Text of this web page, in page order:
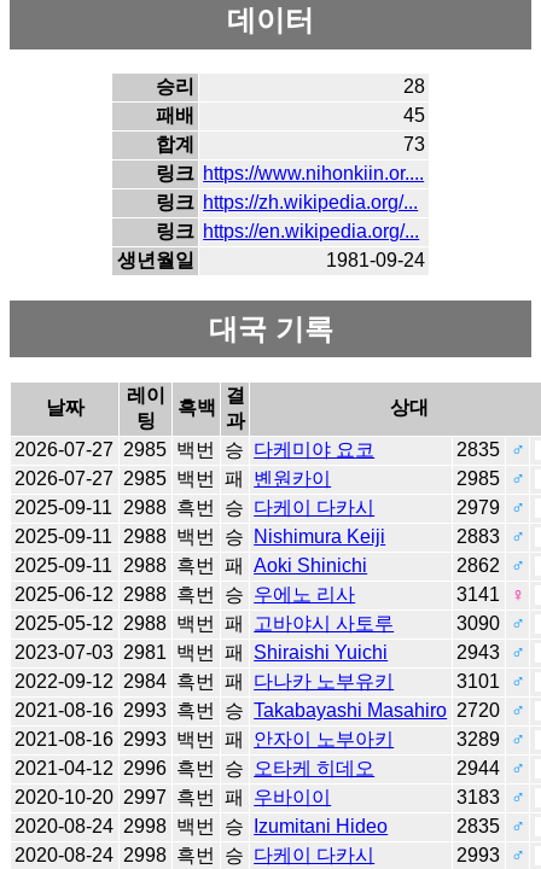
데이터
승리
28
패배
45
합계
73
링크 https://www.nihonkiin.or....
링크 https://zh.wikipedia.org/...
링크 https://en.wikipedia.org/...
생년월일
1981-09-24
대국 기록
날짜
레이
팅
흑백
결
과
상대
2026-07-27 2985 백번 승 다케미야 요코 2835
♂
2026-07-27 2985 백번 패 볜원카이 2985
♂
2025-09-11
2988 흑번 승 다케이 다카시 2979
♂
2025-09-11
2988 백번 승 Nishimura Keiji 2883
♂
2025-09-11
2988 흑번 패 Aoki Shinichi 2862
♂
2025-06-12 2988 흑번 승 우에노 리사 3141
♀
2025-05-12 2988 백번 패 고바야시 사토루 3090
♂
2023-07-03 2981 백번 패 Shiraishi Yuichi 2943
♂
2022-09-12 2984 흑번 패 다나카 노부유키 3101
♂
2021-08-16 2993 흑번 승 Takabayashi Masahiro 2720
♂
2021-08-16 2993 백번 패 안자이 노부아키 3289
♂
2021-04-12 2996 흑번 승 오타케 히데오 2944
♂
2020-10-20 2997 흑번 패 우바이이 3183
♂
2020-08-24 2998 백번 승 Izumitani Hideo 2835
♂
2020-08-24 2998 흑번 승 다케이 다카시 2993
♂